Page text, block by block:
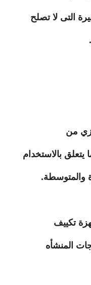
التى لا تصلح
من
فيما يتعلق بالاستخدام
والمتوسطة.
تكييف
المنشأه